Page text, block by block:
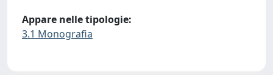
Appare nelle tipologie:
3.1 Monografia